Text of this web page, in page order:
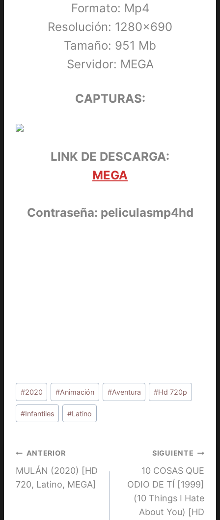
Formato: Mp4
Resolución: 1280×690
Tamaño: 951 Mb
Servidor: MEGA
CAPTURAS:
LINK DE DESCARGA:
MEGA
Contraseña: peliculasmp4hd
Etiquetas
de
la
#2020 #Animación #Aventura #Hd 720p
#Infantiles #Latino
Navegación
de
ANTERIOR
MULÁN (2020) [HD
720, Latino, MEGA]
SIGUIENTE
10 COSAS QUE
ODIO DE TÍ [1999]
(10 Things I Hate
About You) [HD